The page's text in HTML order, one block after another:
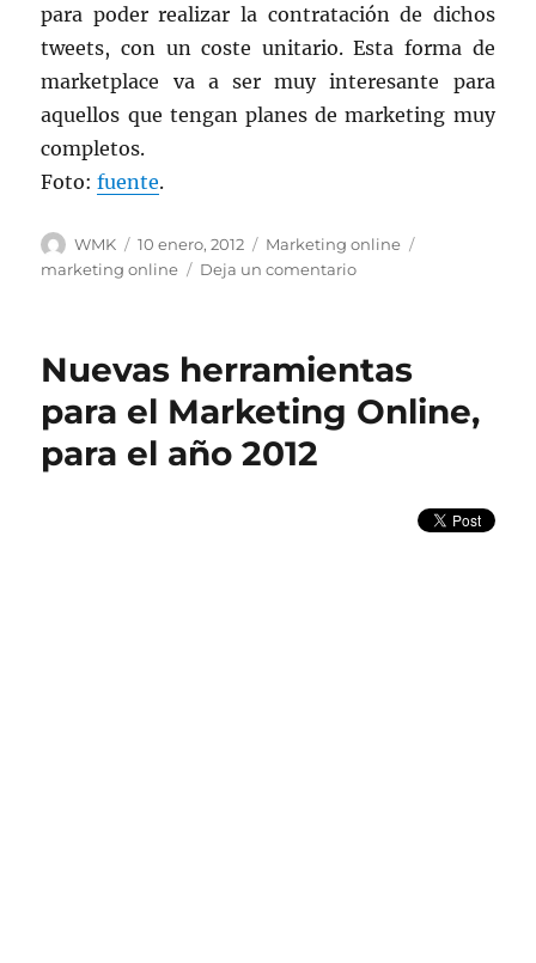
para poder realizar la contratación de dichos
tweets, con un coste unitario. Esta forma de
marketplace va a ser muy interesante para
aquellos que tengan planes de marketing muy
completos.
Foto:fuente.
Autor
WMK
Publicado
el
10 enero, 2012 Categorías
Marketing online
marketing online
Deja un comentarioen
el
Marketing
Online,
Nuevas herramientas
para el Marketing Online,
para el año 2012